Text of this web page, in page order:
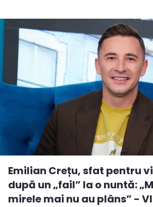
Emilian Crețu, sfat pentru
după un „fail” la o nuntă:
mirele mai nu au plâns” -